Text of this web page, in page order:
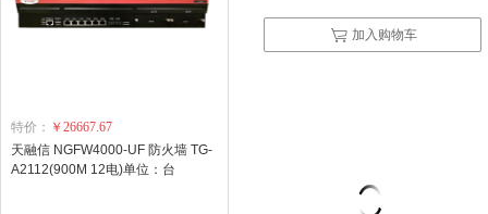
加入购物车
特价： ￥26667.67
天融信 NGFW4000-UF 防火墙 TG-
A2112(900M 12电)单位：台